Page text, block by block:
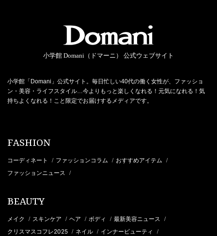
小学館 Domani（ドマーニ） 公式ウェブサイト
小学館「Domani」公式サイト。毎日忙しい40代の働く女性が、ファッショ
ン・美容・ライフスタイル…今よりもっと楽しくなれる！元気になれる！気
持ちよくなれる！こと限定でお届けするメディアです。
FASHION
コーディネート / ファッションコラム / おすすめアイテム /
ファッションニュース /
BEAUTY
メイク / スキンケア / ヘア / ボディ / 最新美容ニュース /
クリスマスコフレ2025 / ネイル / インナービューティ /